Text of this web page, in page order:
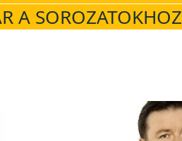
A SOROZATOKHOZ